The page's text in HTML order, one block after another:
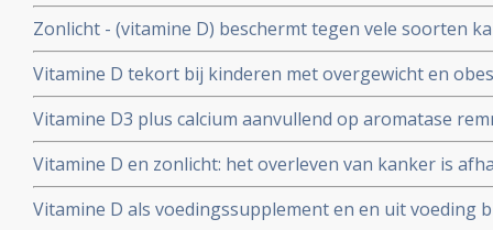
Zonlicht - (vitamine D) beschermt tegen vele soorten
lymfklierkanker (non-Hodgkin) en zelfs niet melanome
Vitamine D tekort bij kinderen met overgewicht en
Amerika, vooral bij latino en zwarte kinderen
Vitamine D3 plus calcium aanvullend op aromatase
bij borstkanker (stadium I, II en III) vermindert
en vermoeidheid
Vitamine D en zonlicht: het overleven van kanker is
diagnose plaats heeft en vooral van zonlicht, blijkt uit
miljoen kankerpatienten. De aanmaak van vitamine D.
Vitamine D als voedingssupplement en en uit voeding